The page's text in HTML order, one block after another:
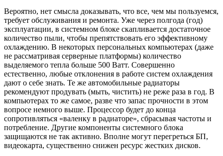
Вероятно, нет смысла доказывать, что все, чем мы пользуемся,
требует обслуживания и ремонта. Уже через полгода (год)
эксплуатации, в системном блоке скапливается достаточное
количество пыли, чтобы препятствовать его эффективному
охлаждению. В некоторых персональных компьютерах (даже
не рассматривая серверные платформы) количество
выделяемого тепла больше 500 Ватт. Совершенно
естественно, любые отклонения в работе систем охлаждения
дают о себе знать. Те же автомобильные радиаторы
рекомендуют продувать (мыть, чистить) не реже раза в год. В
компьютерах то же самое, разве что запас прочности в этом
вопросе немного выше. Процессор будет до конца
сопротивляться «валенку в радиаторе», сбрасывая частоты и
потребление. Другие компоненты системного блока
защищаются не так активно. Вполне могут перегреться БП,
видеокарта, существенно снижен ресурс жестких дисков.